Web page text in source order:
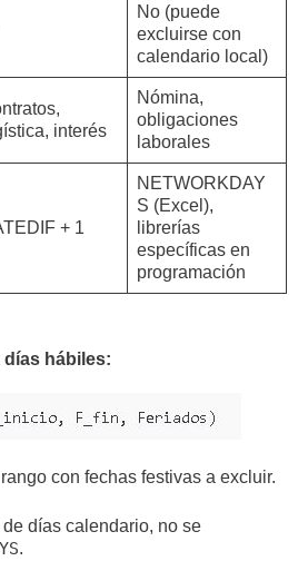
No (puede
excluirse con
calendario local)
interés
Nómina,
obligaciones
laborales
+ 1
NETWORKDAY
S (Excel),
librerías
específicas en
programación
días hábiles:
con fechas festivas a excluir.
días calendario, no se
.